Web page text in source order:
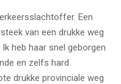
Een
van een drukke weg
heb haar snel geborgen
en zelfs hard
drukke provinciale weg